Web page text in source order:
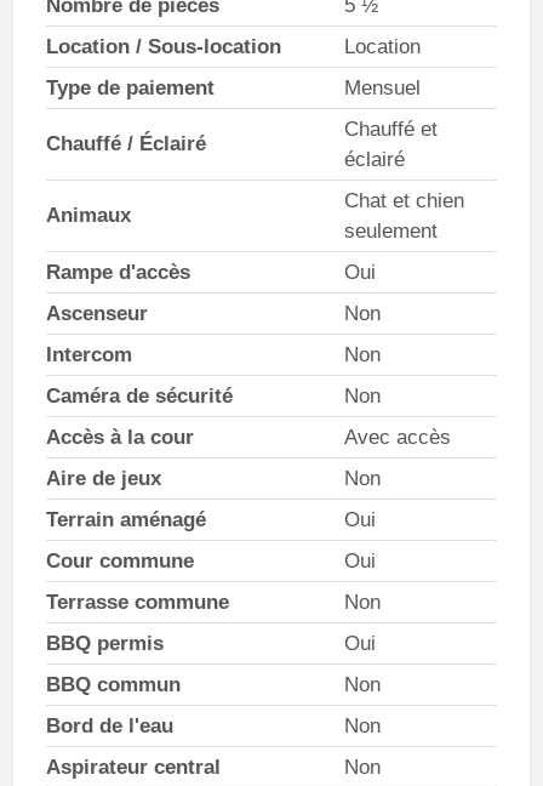
Nombre de pièces
5 ½
Location / Sous-location
Location
Type de paiement
Mensuel
Chauffé / Éclairé
Chauffé et
éclairé
Animaux
Chat et chien
seulement
Rampe d'accès
Oui
Ascenseur
Non
Intercom
Non
Caméra de sécurité
Non
Accès à la cour
Avec accès
Aire de jeux
Non
Terrain aménagé
Oui
Cour commune
Oui
Terrasse commune
Non
BBQ permis
Oui
BBQ commun
Non
Bord de l'eau
Non
Aspirateur central
Non